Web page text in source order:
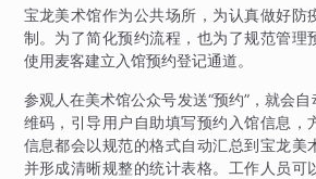
宝龙美术馆作为公共场所，为认真做好防
制。为了简化预约流程，也为了规范管理
使用麦客建立入馆预约登记通道。
参观人在美术馆公众号发送“预约”，就会
维码，引导用户自助填写预约入馆信息，
信息都会以规范的格式自动汇总到宝龙美
并形成清晰规整的统计表格。工作人员可